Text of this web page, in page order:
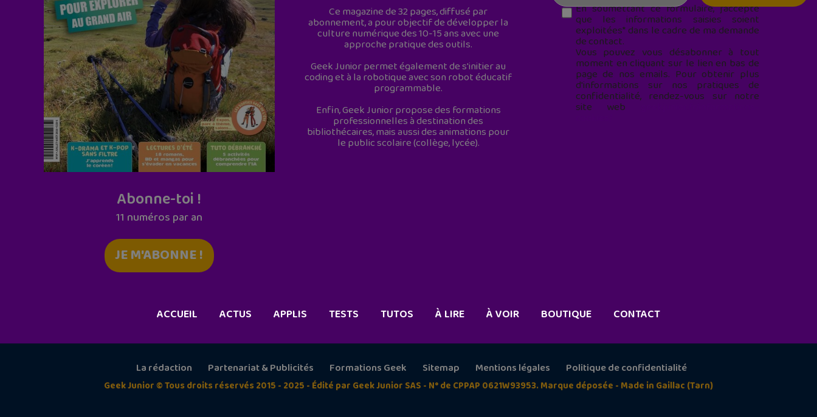
Abonne-toi !
11 numéros par an
JE M'ABONNE !
Ce magazine de 32 pages, diffusé par
abonnement, a pour objectif de développer la
culture numérique des 10-15 ans avec une
approche pratique des outils.
Geek Junior permet également de s'initier au
coding et à la robotique avec son robot éducatif
programmable.
Enfin, Geek Junior propose des formations
professionnelles à destination des
bibliothécaires, mais aussi des animations pour
le public scolaire (collège, lycée).
En soumettant ce formulaire, j’accepte
que les informations saisies soient
exploitées* dans le cadre de ma demande
de contact.
Vous pouvez vous désabonner à tout
moment en cliquant sur le lien en bas de
page de nos emails. Pour obtenir plus
d'informations sur nos pratiques de
confidentialité, rendez-vous sur notre
site web
ACCUEIL ACTUS APPLIS TESTS TUTOS À LIRE À VOIR BOUTIQUE CONTACT
La rédaction Partenariat & Publicités Formations Geek Sitemap Mentions légales Politique de confidentialité
Geek Junior © Tous droits réservés 2015 - 2025 - Édité par Geek Junior SAS - N° de CPPAP 0621W93953. Marque déposée - Made in Gaillac (Tarn)